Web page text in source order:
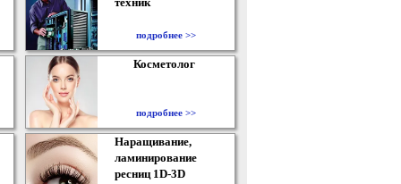
подробнее >>
Косметолог
подробнее >>
Наращивание,
ламинирование
ресниц 1D-3D